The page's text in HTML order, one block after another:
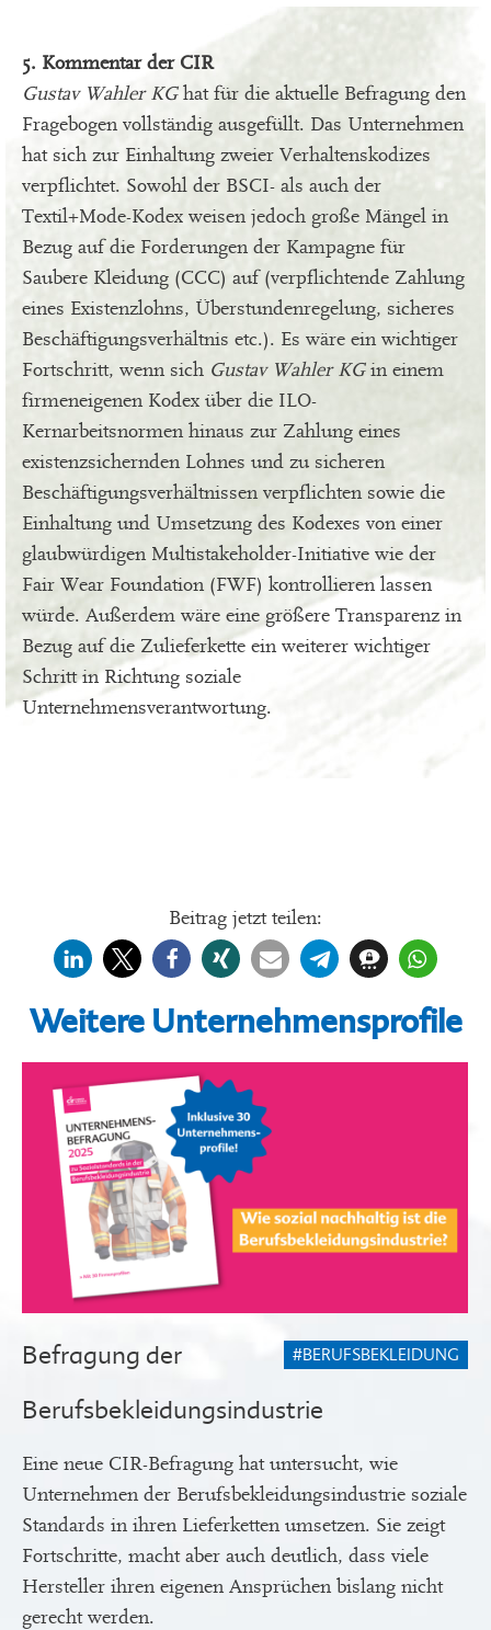
5. Kommentar der CIR
Gustav Wahler KGhat für die aktuelle Befragung den
Fragebogen vollständig ausgefüllt. Das Unternehmen
hat sich zur Einhaltung zweier Verhaltenskodizes
verpflichtet. Sowohl der BSCI- als auch der
Textil+Mode-Kodex weisen jedoch große Mängel in
Bezug auf die Forderungen der Kampagne für
Saubere Kleidung (CCC) auf (verpflichtende Zahlung
eines Existenzlohns, Überstundenregelung, sicheres
Beschäftigungsverhältnis etc.). Es wäre ein wichtiger
Fortschritt, wenn sich Gustav Wahler KGin einem
firmeneigenen Kodex über die ILO-
Kernarbeitsnormen hinaus zur Zahlung eines
existenzsichernden Lohnes und zu sicheren
Beschäftigungsverhältnissen verpflichten sowie die
Einhaltung und Umsetzung des Kodexes von einer
glaubwürdigen Multistakeholder-Initiative wie der
Fair Wear Foundation (FWF) kontrollieren lassen
würde. Außerdem wäre eine größere Transparenz in
Bezug auf die Zulieferkette ein weiterer wichtiger
Schritt in Richtung soziale
Unternehmensverantwortung.
Beitrag jetzt teilen:
Weitere Unternehmensprofile
#BERUFSBEKLEIDUNG
Befragung der
Berufsbekleidungsindustrie
Eine neue CIR-Befragung hat untersucht, wie
Unternehmen der Berufsbekleidungsindustrie soziale
Standards in ihren Lieferketten umsetzen. Sie zeigt
Fortschritte, macht aber auch deutlich, dass viele
Hersteller ihren eigenen Ansprüchen bislang nicht
gerecht werden.